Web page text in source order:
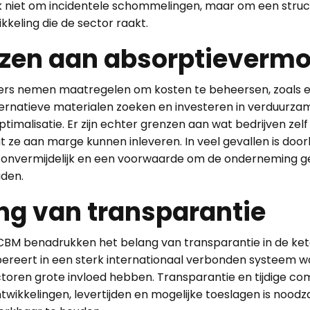
niet om incidentele schommelingen, maar om een
die de sector raakt.
aan
nemen maatregelen om kosten te beheersen, zoals
materialen zoeken en investeren in
Er zijn echter grenzen aan wat bedrijven
ze aan marge kunnen inleveren. In veel gevallen is
en een voorwaarde om de onderneming
van transparantie
benadrukken het belang van transparantie in de
in een sterk internationaal verbonden systeem
grote invloed hebben. Transparantie en tijdige
levertijden en mogelijke toeslagen is